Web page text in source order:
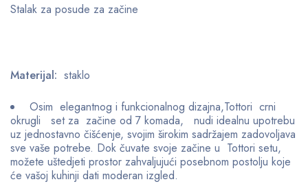
Stalak za posude za začine
Materijal: staklo
Osim elegantnog i funkcionalnog dizajna,Tottori crni
okrugli set za začine od 7 komada, nudi idealnu upotrebu
uz jednostavno čišćenje, svojim širokim sadržajem zadovoljava
sve vaše potrebe. Dok čuvate svoje začine u Tottori setu,
možete uštedjeti prostor zahvaljujući posebnom postolju koje
će vašoj kuhinji dati moderan izgled.